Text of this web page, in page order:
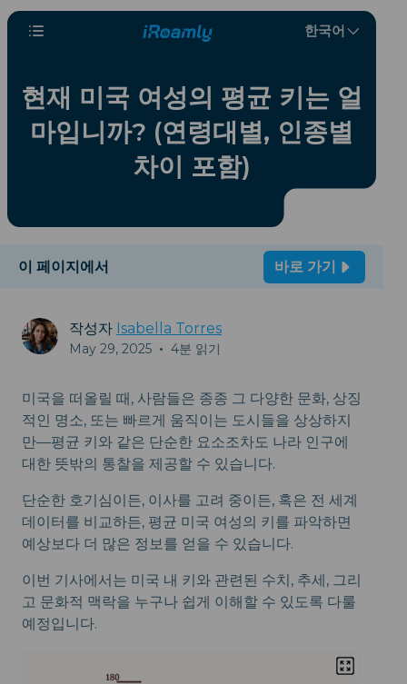
한국어
현재 미국 여성의 평균 키는 얼
마입니까? (연령대별, 인종별
차이 포함)
이 페이지에서 바로 가기
작성자 Isabella Torres
May 29, 2025 • 4분 읽기
미국을 떠올릴 때, 사람들은 종종 그 다양한 문화, 상징
적인 명소, 또는 빠르게 움직이는 도시들을 상상하지
만—평균 키와 같은 단순한 요소조차도 나라 인구에
대한 뜻밖의 통찰을 제공할 수 있습니다.
단순한 호기심이든, 이사를 고려 중이든, 혹은 전 세계
데이터를 비교하든, 평균 미국 여성의 키를 파악하면
예상보다 더 많은 정보를 얻을 수 있습니다.
이번 기사에서는 미국 내 키와 관련된 수치, 추세, 그리
고 문화적 맥락을 누구나 쉽게 이해할 수 있도록 다룰
예정입니다.